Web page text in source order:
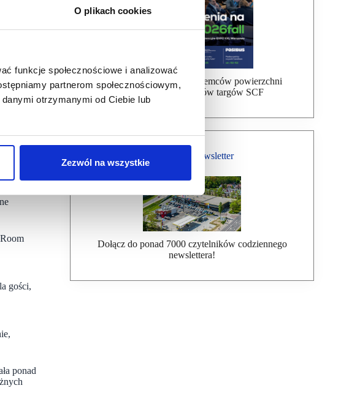
O plikach cookies
funkcje społecznościowe i analizować
partnerom społecznościowym,
otrzymanymi od Ciebie lub
Zezwól na wszystkie
ponad
kolei
gości,
ponad
Bezpłatna wysyłka dla najemców powierzchni
handlowej, uczestników targów SCF
Bezpłatny Newsletter
Dołącz do ponad 7000 czytelników codziennego
newslettera!